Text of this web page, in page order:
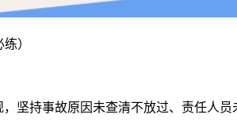
）
坚持事故原因未查清不放过、责任人